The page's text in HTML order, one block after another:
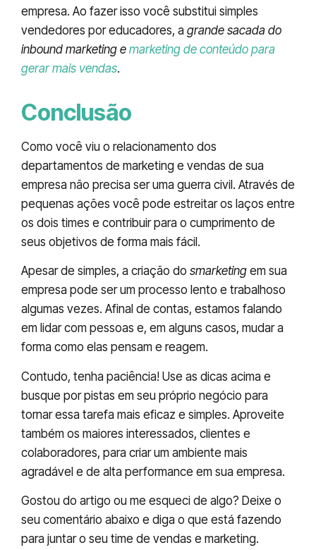
empresa. Ao fazer isso você substitui simples
vendedores por educadores, a grande sacada do
inbound marketing e marketing de conteúdo para
gerar mais vendas.
Conclusão
Como você viu o relacionamento dos
departamentos de marketing e vendas de sua
empresa não precisa ser uma guerra civil. Através de
pequenas ações você pode estreitar os laços entre
os dois times e contribuir para o cumprimento de
seus objetivos de forma mais fácil.
Apesar de simples, a criação do smarketing em sua
empresa pode ser um processo lento e trabalhoso
algumas vezes. Afinal de contas, estamos falando
em lidar com pessoas e, em alguns casos, mudar a
forma como elas pensam e reagem.
Contudo, tenha paciência! Use as dicas acima e
busque por pistas em seu próprio negócio para
tornar essa tarefa mais eficaz e simples. Aproveite
também os maiores interessados, clientes e
colaboradores, para criar um ambiente mais
agradável e de alta performance em sua empresa.
Gostou do artigo ou me esqueci de algo? Deixe o
seu comentário abaixo e diga o que está fazendo
para juntar o seu time de vendas e marketing.